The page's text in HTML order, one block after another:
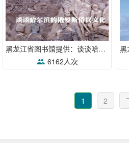
黑龙江省图书馆提供：谈谈哈尔滨的俄罗斯侨民文化
6162人次
1 2